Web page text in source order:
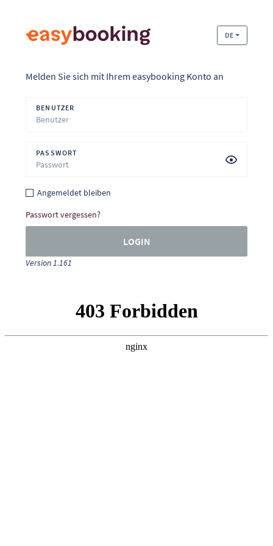
DE
Melden Sie sich mit Ihrem easybooking Konto an
BENUTZER
PASSWORT
Angemeldet bleiben
Passwort vergessen?
LOGIN
Version 1.161